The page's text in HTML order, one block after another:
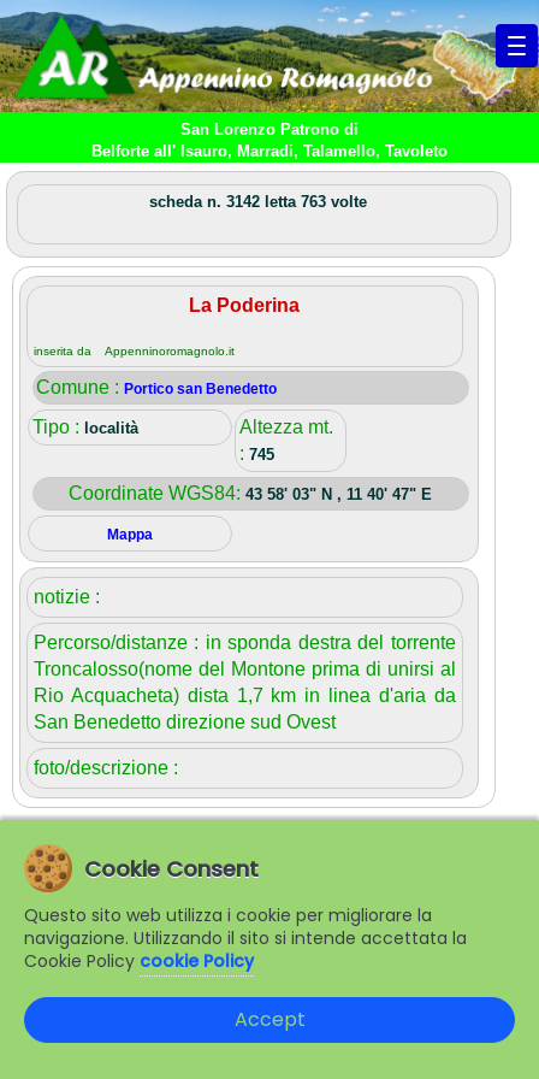
San Lorenzo Patrono di
Belforte all' Isauro, Marradi, Talamello, Tavoleto
scheda n. 3142 letta 763 volte
La Poderina
inserita da Appenninoromagnolo.it
Comune : Portico san Benedetto
Tipo : località
Altezza mt.
:745
Coordinate WGS84:43 58' 03" N , 11 40' 47" E
Mappa
notizie :
Percorso/distanze : in sponda destra del torrente
Troncalosso(nome del Montone prima di unirsi al
Rio Acquacheta) dista 1,7 km in linea d'aria da
San Benedetto direzione sud Ovest
foto/descrizione :
Cookie Consent
Questo sito web utilizza i cookie per migliorare la
navigazione. Utilizzando il sito si intende accettata la
Cookie Policy cookie Policy
Accept